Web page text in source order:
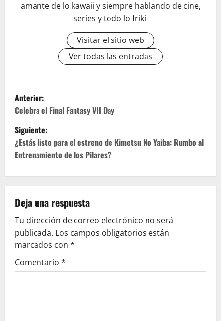
amante de lo kawaii y siempre hablando de cine,
series y todo lo friki.
Visitar el sitio web
Ver todas las entradas
N
a
v
e
g
a
c
i
ó
Anterior:
Celebra el Final Fantasy VII Day
Siguiente:
¿Estás listo para el estreno de Kimetsu No Yaiba: Rumbo al
Entrenamiento de los Pilares?
Deja una respuesta
Tu dirección de correo electrónico no será
publicada. Los campos obligatorios están
marcados con *
Comentario *